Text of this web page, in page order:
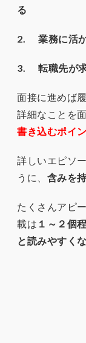
る
2. 業務に活か
3. 転職先が求
面接に進めば
詳細なことを
書き込むポイ
詳しいエピソ
うに、 含みを
たくさんアピ
載は １～２個
と読みやすく